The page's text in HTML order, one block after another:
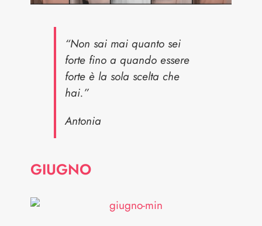
“Non sai mai quanto sei
forte fino a quando essere
forte è la sola scelta che
hai.”
Antonia
GIUGNO